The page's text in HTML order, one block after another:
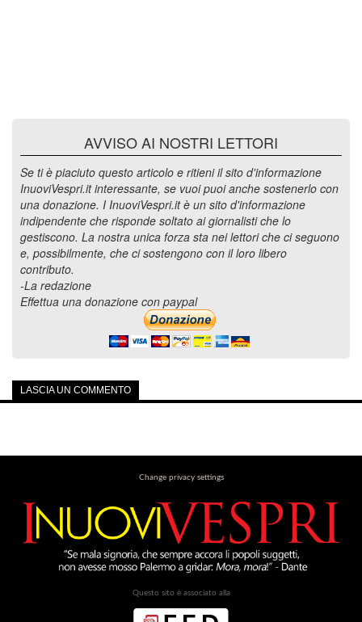
AVVISO AI NOSTRI LETTORI
Se ti è piaciuto questo articolo e ritieni il sito d'informazione
InuoviVespri.it interessante, se vuoi puoi anche sostenerlo con
una donazione. I InuoviVespri.it è un sito d'informazione
indipendente che risponde soltato ai giornalisti che lo
gestiscono. La nostra unica forza sta nei lettori che ci seguono
e, possibilmente, che ci sostengono con il loro libero
contributo.
-La redazione
Effettua una donazione con paypal
LASCIA UN COMMENTO
Change privacy settings
Questo sito è associato alla